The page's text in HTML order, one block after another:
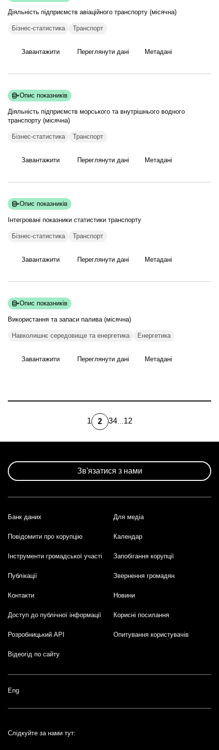
Діяльність підприємств авіаційного транспорту (місячна)
Бізнес-статистика Транспорт
Завантажити Переглянути дані Метадані
Опис показників
Діяльність підприємств морського та внутрішнього водного
транспорту (місячна)
Бізнес-статистика Транспорт
Завантажити Переглянути дані Метадані
Опис показників
Інтегровані показники статистики транспорту
Бізнес-статистика Транспорт
Завантажити Переглянути дані Метадані
Опис показників
Використання та запаси палива (місячна)
Навколишнє середовище та енергетика Енергетика
Завантажити Переглянути дані Метадані
Page
1
Поточна
2 Page
3Page
4…Остання
12
сторінки
Зв'язатися з нами
Footer
Банк даних Для медіа
Повідомити про корупцію Календар
Інструменти громадської участі Запобігання корупції
Публікації Звернення громадян
Контакти Новини
Доступ до публічної інформації Корисні посилання
Розробницький API Опитування користувачів
Відеогід по сайту
Eng
Слідкуйте за нами тут: